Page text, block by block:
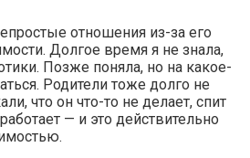
отношения из-за его
Долгое время я не знала,
Позже поняла, но на какое-
Родители тоже долго не
что он что-то не делает, спит
— и это действительно